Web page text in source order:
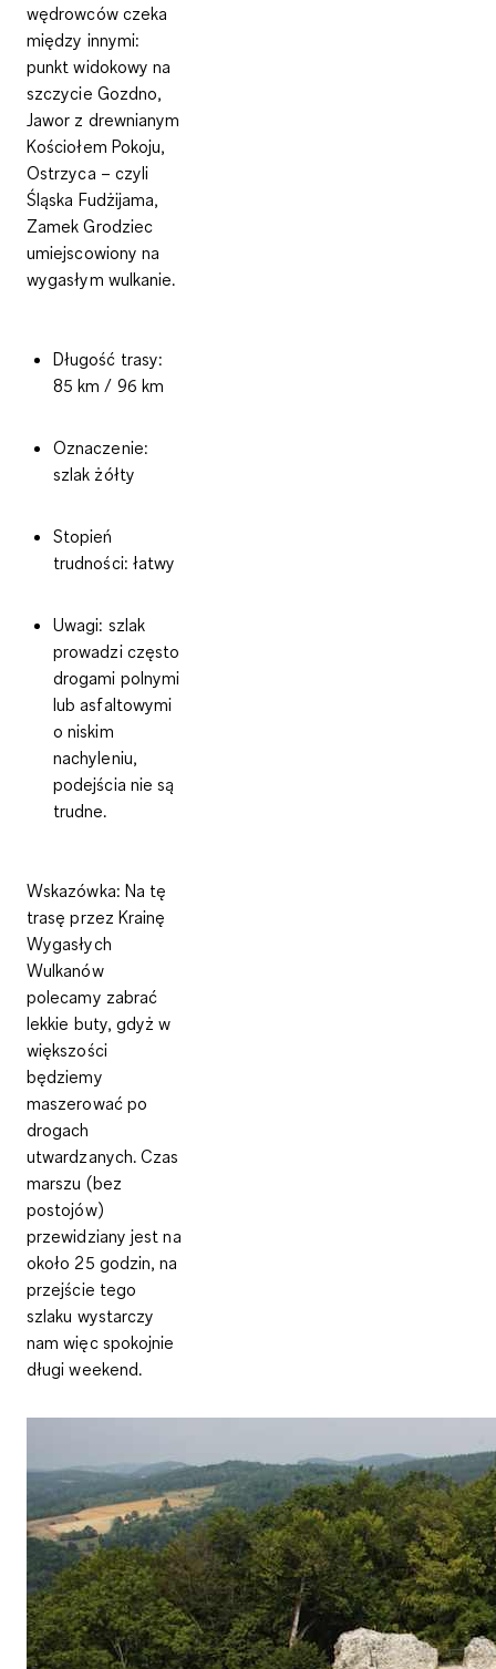
wędrowców czeka
między innymi:
punkt widokowy na
szczycie Gozdno,
Jawor z drewnianym
Kościołem Pokoju,
Ostrzyca – czyli
Śląska Fudżijama,
Zamek Grodziec
umiejscowiony na
wygasłym wulkanie.
Długość trasy:
85 km / 96 km
Oznaczenie:
szlak żółty
Stopień
trudności: łatwy
Uwagi: szlak
prowadzi często
drogami polnymi
lub asfaltowymi
o niskim
nachyleniu,
podejścia nie są
trudne.
Wskazówka: Na tę
trasę przez Krainę
Wygasłych
Wulkanów
polecamy zabrać
lekkie buty, gdyż w
większości
będziemy
maszerować po
drogach
utwardzanych. Czas
marszu (bez
postojów)
przewidziany jest na
około 25 godzin, na
przejście tego
szlaku wystarczy
nam więc spokojnie
długi weekend.